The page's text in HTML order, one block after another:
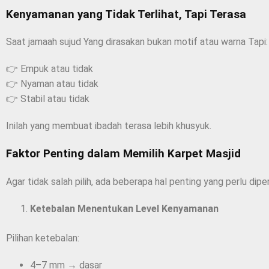
Kenyamanan yang Tidak Terlihat, Tapi Terasa
Saat jamaah sujud Yang dirasakan bukan motif atau warna Tapi:
👉 Empuk atau tidak
👉 Nyaman atau tidak
👉 Stabil atau tidak
Inilah yang membuat ibadah terasa lebih khusyuk.
Faktor Penting dalam Memilih Karpet Masjid
Agar tidak salah pilih, ada beberapa hal penting yang perlu
Ketebalan Menentukan Level Kenyamanan
Pilihan ketebalan:
4–7 mm → dasar